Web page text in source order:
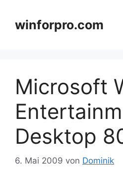
springenwinforpro.com
Microsoft
Desktop
6. Mai 2009 von Dominik